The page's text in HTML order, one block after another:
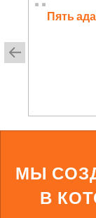
Пять
МЫ
В